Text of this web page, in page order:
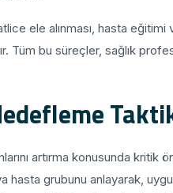
ele alınması, hasta eğitimi
Tüm bu süreçler, sağlık
artırma konusunda kritik
hasta grubunu anlayarak,